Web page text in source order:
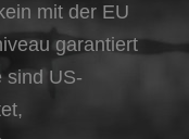
mit der EU
garantiert
sind US-